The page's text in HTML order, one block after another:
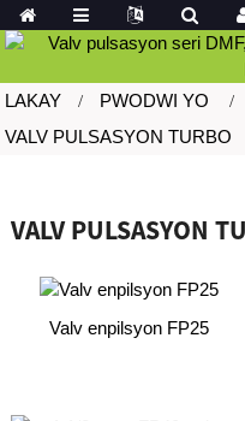
LAKAY PWODWI YO
VALV PULSASYON TURBO
VALV PULSASYON
Valv enpilsyon FP25